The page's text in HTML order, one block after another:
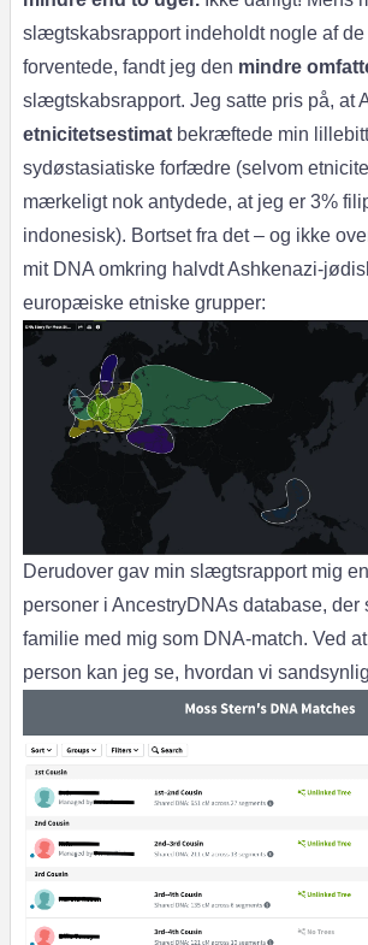
slægtskabsrapport indeholdt nogle af de
forventede, fandt jeg den mindre
slægtskabsrapport. Jeg satte pris på, at
etnicitetsestimatbekræftede min
sydøstasiatiske forfædre (selvom
mærkeligt nok antydede, at jeg er 3%
indonesisk). Bortset fra det – og ikke
mit DNA omkring halvdt Ashkenazi-
europæiske etniske grupper:
Derudover gav min slægtsrapport mig
personer i AncestryDNAs database,
familie med mig som DNA-match. Ved
person kan jeg se, hvordan vi